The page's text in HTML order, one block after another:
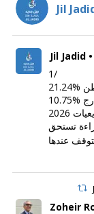
1/
تستحق